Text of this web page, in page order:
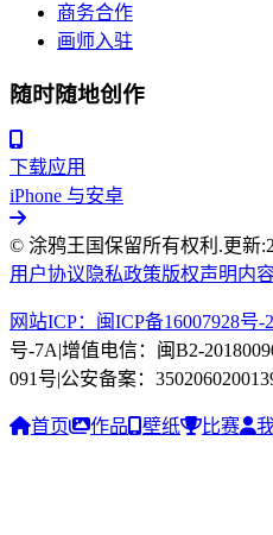
商务合作
画师入驻
随时随地创作
下载应用
iPhone 与安卓
© 涂鸦王国保留所有权利.更新:
用户协议 隐私政策版权声明内
网站ICP：闽ICP备16007928号-2
号-7A|增值电信：闽B2-
091号|公安备案：
首页 作品 壁纸 比赛